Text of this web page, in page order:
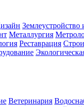
Землеустройство
Металлургия
Реставрация
Ветеринария